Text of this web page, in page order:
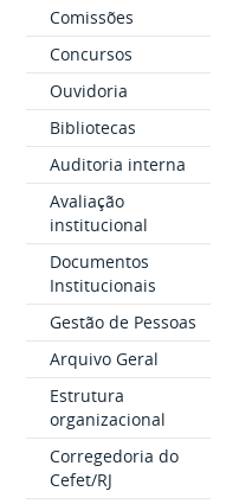
Comissões
Concursos
Ouvidoria
Bibliotecas
Auditoria interna
Avaliação
institucional
Documentos
Institucionais
Gestão de Pessoas
Arquivo Geral
Estrutura
organizacional
Corregedoria do
Cefet/RJ